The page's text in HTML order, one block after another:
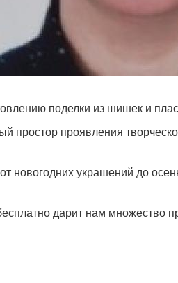
поделки из шишек и
простор проявления
новогодних украшений до
дарит нам множество